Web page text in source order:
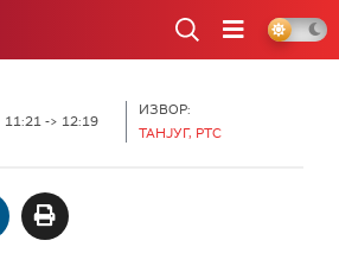
-> 12:19
ИЗВОР:
ТАНЈУГ, РТС